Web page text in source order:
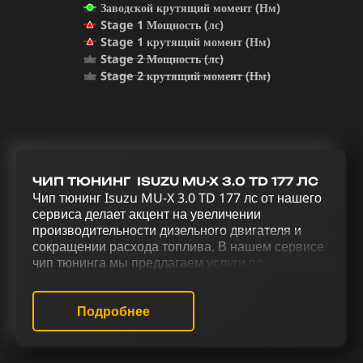
Заводской крутящий момент (Нм)
Stage 1 Мощность (лс)
Stage 1 крутящий момент (Нм)
Stage 2 Мощность (лс)
Stage 2 крутящий момент (Нм)
ЧИП ТЮНИНГ ISUZU MU-X 3.0 TD 177 ЛС
Чип тюнинг Isuzu MU-X 3.0 TD 177 лс от нашего
сервиса делает акцент на увеличении
производительности дизельного двигателя и
сокращении расхода топлива. В нашем сервисе
чип тюнинга мы предлагаем услуги по
Isuzu MU-X 3.0 TD 177 лс. Чип тюнинг (stage 1)
(stage 2), отключение AdBlue, удаление
сажевого фильтра, отключение EGR, отключение
Подробнее